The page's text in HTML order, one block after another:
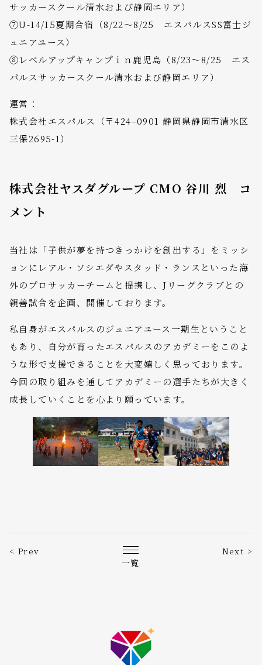
サッカースクール清水および静岡エリア）
⑦U-14/15夏期合宿（8/22～8/25 エスパルスSS富士ジ
ュニアユース）
⑧レベルアップキャンプｉｎ鹿児島（8/23～8/25 エス
パルスサッカースクール清水および静岡エリア）
運営：
株式会社エスパルス（〒424–0901 静岡県静岡市清水区
三保2695-1）
株式会社ヤスダグループ CMO 谷川 烈 コ
メント
当社は「子供が夢を持つきっかけを創出する」をミッシ
ョンにレアル・ソシエダやスタッド・ランスといった海
外のプロサッカーチームと提携し、Jリーグクラブとの
親善試合を企画、開催しております。
私自身がエスパルスのジュニアユース一期生ということ
もあり、自分が育ったエスパルスのアカデミーをこのよ
うな形で支援できることを大変嬉しく思っております。
今回の取り組みを通してアカデミーの選手たちが大きく
成長していくことを心より願っています。
< Prev
一覧
Next >